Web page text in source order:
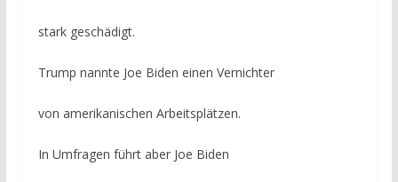
stark geschädigt.
Trump nannte Joe Biden einen Vernichter
von amerikanischen Arbeitsplätzen.
In Umfragen führt aber Joe Biden